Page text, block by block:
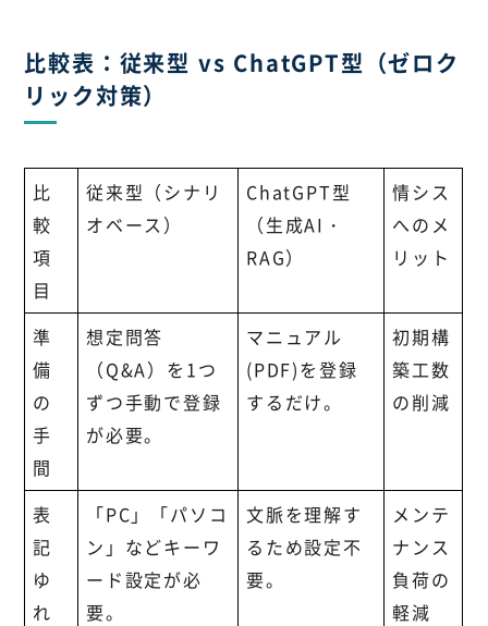
比較表：従来型 vs ChatGPT型（ゼロク
リック対策）
比
較
項
目
従来型（シナリ
オベース）
ChatGPT型
（生成AI・
RAG）
情シス
へのメ
リット
準
備
の
手
間
想定問答
（Q&A）を1つ
ずつ手動で登録
が必要。
マニュアル
(PDF)を登録
するだけ。
初期構
築工数
の削減
表
記
ゆ
れ
「PC」「パソコ
ン」などキーワ
ード設定が必
要。
文脈を理解す
るため設定不
要。
メンテ
ナンス
負荷の
軽減